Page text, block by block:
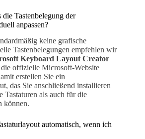
Tastenbelegung der
anpassen?
keine grafische
Tastenbelegungen empfehlen wir
Keyboard Layout Creator
die offizielle Microsoft-Website
erstellen Sie ein
das Sie anschließend installieren
Tastaturen als auch für die
können.
automatisch, wenn ich